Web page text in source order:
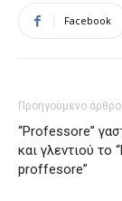
Facebook
Προηγούμενο άρθρο
“Professore”
και γλεντιού το
proffesore”